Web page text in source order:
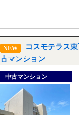
NEW
コスモテラス
古マンション
中古マンション